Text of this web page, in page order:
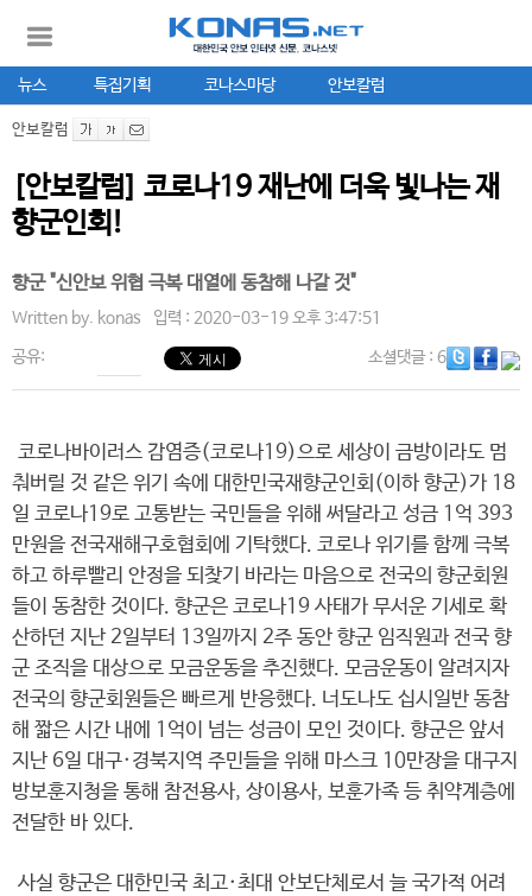
뉴스 특집기획 코나스마당 안보칼럼
안보칼럼
[안보칼럼] 코로나19 재난에 더욱 빛나는 재
향군인회!
향군 "신안보 위협 극복 대열에 동참해 나갈 것"
Written by. konas 입력 : 2020-03-19 오후 3:47:51
공유: 소셜댓글: 6
코로나바이러스 감염증(코로나19)으로 세상이 금방이라도 멈
춰버릴 것 같은 위기 속에 대한민국재향군인회(이하 향군)가 18
일 코로나19로 고통받는 국민들을 위해 써달라고 성금 1억 393
만원을 전국재해구호협회에 기탁했다. 코로나 위기를 함께 극복
하고 하루빨리 안정을 되찾기 바라는 마음으로 전국의 향군회원
들이 동참한 것이다. 향군은 코로나19 사태가 무서운 기세로 확
산하던 지난 2일부터 13일까지 2주 동안 향군 임직원과 전국 향
군 조직을 대상으로 모금운동을 추진했다. 모금운동이 알려지자
전국의 향군회원들은 빠르게 반응했다. 너도나도 십시일반 동참
해 짧은 시간 내에 1억이 넘는 성금이 모인 것이다. 향군은 앞서
지난 6일 대구·경북지역 주민들을 위해 마스크 10만장을 대구지
방보훈지청을 통해 참전용사, 상이용사, 보훈가족 등 취약계층에
전달한 바 있다.
사실 향군은 대한민국 최고·최대 안보단체로서 늘 국가적 어려